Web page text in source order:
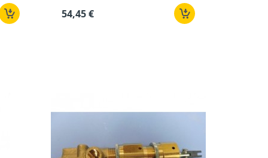
54,45 €